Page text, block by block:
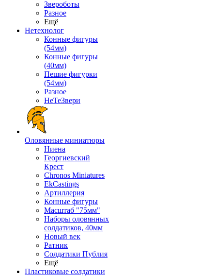
Звероботы
Разное
Ещё
Нетехнолог
Конные фигуры
(54мм)
Конные фигуры
(40мм)
Пешие фигурки
(54мм)
Разное
НеТеЗвери
Оловянные миниатюры
Ниена
Георгиевский
Крест
Chronos Miniatures
EkCastings
Артиллерия
Конные фигуры
Масштаб "75мм"
Наборы оловянных
солдатиков, 40мм
Новый век
Ратник
Солдатики Публия
Ещё
Пластиковые солдатики